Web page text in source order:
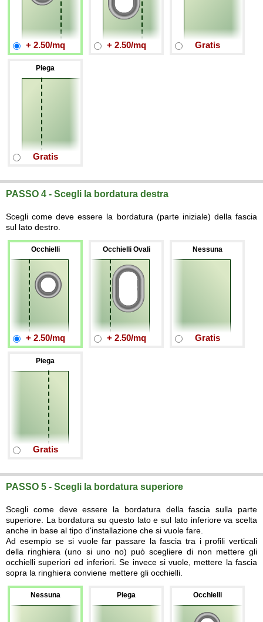
+ 2.50/mq + 2.50/mq Gratis
Piega
Gratis
PASSO 4 - Scegli la bordatura destra
Scegli come deve essere la bordatura (parte iniziale) della fascia
sul lato destro.
Occhielli
+ 2.50/mq
Occhielli Ovali
+ 2.50/mq
Nessuna
Gratis
Piega
Gratis
PASSO 5 - Scegli la bordatura superiore
Scegli come deve essere la bordatura della fascia sulla parte
superiore. La bordatura su questo lato e sul lato inferiore va scelta
anche in base al tipo d'installazione che si vuole fare.
Ad esempio se si vuole far passare la fascia tra i profili verticali
della ringhiera (uno si uno no) può scegliere di non mettere gli
occhielli superiori ed inferiori. Se invece si vuole, mettere la fascia
sopra la ringhiera conviene mettere gli occhielli.
Nessuna Piega Occhielli